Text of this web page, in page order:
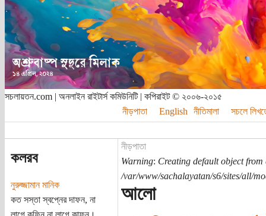
সচলায়তন.com | অনলাইন রাইটার্স কমিউনিটি | কপিরাইট © ২০০৬-২০১৫
নীড়পাতা
English নীতিমালা সচলে
কলরব
নুরুজ্জামান মানিক
কত সস্তা স্বপ্নের দাফন, না
নীড়পাতা
Warning: Creating default object from
/var/www/sachalayatan/s6/sites/all/
আলো